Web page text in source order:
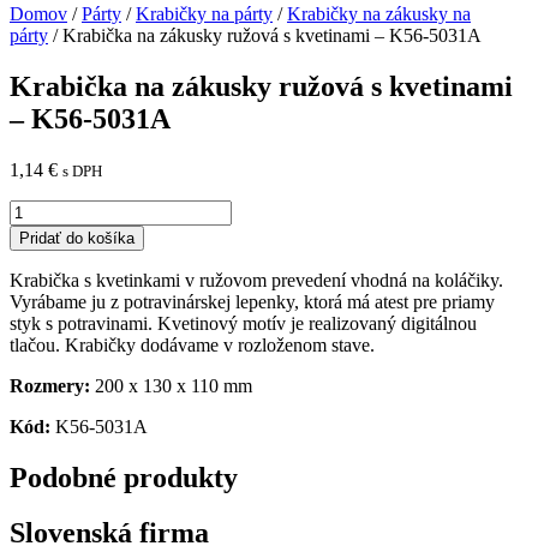
Domov /Párty /Krabičky na párty /Krabičky na zákusky na
párty / Krabička na zákusky ružová s kvetinami – K56-5031A
Krabička na zákusky ružová s kvetinami
– K56-5031A
1,14 € s DPH
množstvo
Krabička
na
zákusky
ružová
s
kvetinami
K56-
Pridať do košíka
Krabička s kvetinkami v ružovom prevedení vhodná na koláčiky.
Vyrábame ju z potravinárskej lepenky, ktorá má atest pre priamy
styk s potravinami. Kvetinový motív je realizovaný digitálnou
tlačou. Krabičky dodávame v rozloženom stave.
Rozmery: 200 x 130 x 110 mm
Kód: K56-5031A
Podobné produkty
Slovenská firma